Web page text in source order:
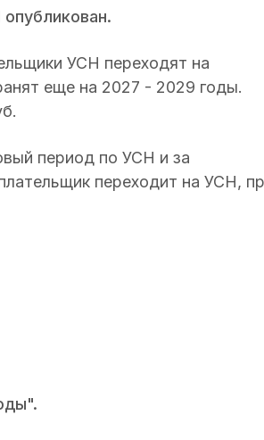
УСН переходят на
еще на 2027 - 2029 годы.
период по УСН и за
переходит на УСН,